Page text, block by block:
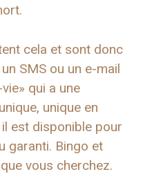
cela et sont donc
SMS ou un e-mail
qui a une
unique en
est disponible pour
garanti. Bingo et
vous cherchez.